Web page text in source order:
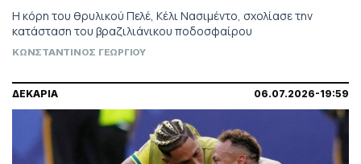
Η κόρη του θρυλικού Πελέ, Κέλι Νασιμέντο, σχολίασε την
κατάσταση του βραζιλιάνικου ποδοσφαίρου
ΚΩΝΣΤΑΝΤΙΝΟΣ ΓΕΩΡΓΙΟΥ
ΔΕΚΑΡΙΑ 06.07.2026-19:59